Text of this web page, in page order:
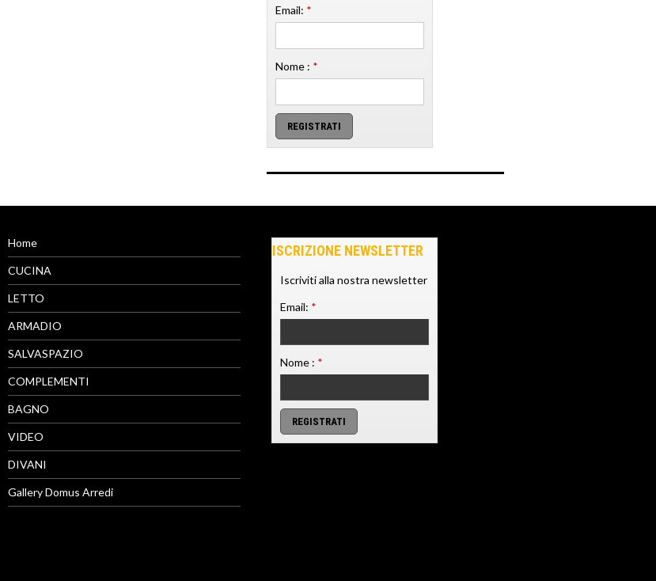
Email: *
Nome : *
Home
CUCINA
LETTO
ARMADIO
SALVASPAZIO
COMPLEMENTI
BAGNO
VIDEO
DIVANI
Gallery Domus Arredi
ISCRIZIONE NEWSLETTER
Iscriviti alla nostra newsletter
Email: *
Nome : *